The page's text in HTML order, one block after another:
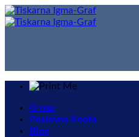
Skip
to
O nas
Poslovne Enote
Blog